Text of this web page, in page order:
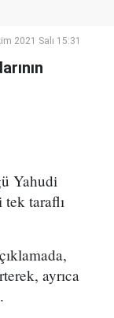
2021 Salı 15:31
Yahudi
tek taraflı
ayrıca